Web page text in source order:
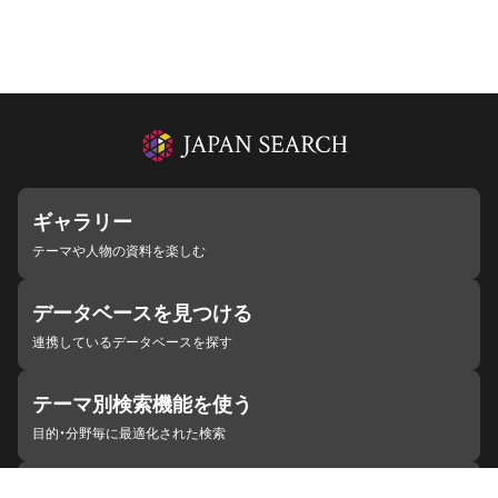
ギャラリー
テーマや人物の資料を楽しむ
データベースを見つける
連携しているデータベースを探す
テーマ別検索機能を使う
目的・分野毎に最適化された検索